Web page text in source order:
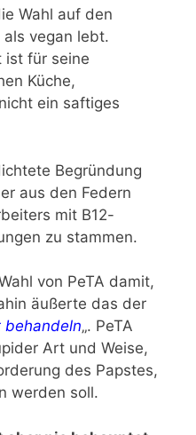
Wahl auf den
vegan lebt.
ist für seine
Küche,
ein saftiges
Begründung
aus den Federn
mit B12-
zu stammen.
von PeTA damit,
äußerte das der
behandeln„. PeTA
Art und Weise,
des Papstes,
werden soll.